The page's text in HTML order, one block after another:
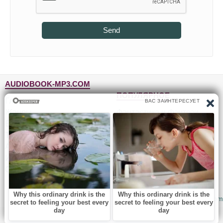
Send
AUDIOBOOK-MP3.COM
Главная
Жанры
Блог
Топ-100
Авторы
Исполнители
Обратная связь
ПОПУЛЯРНОЕ
Фантастика и фэнтези
Детективы, триллеры
Для детей
Роман, проза
Приключения
Юмор, сатира
© 2010-2026Audiobook-mp3.com